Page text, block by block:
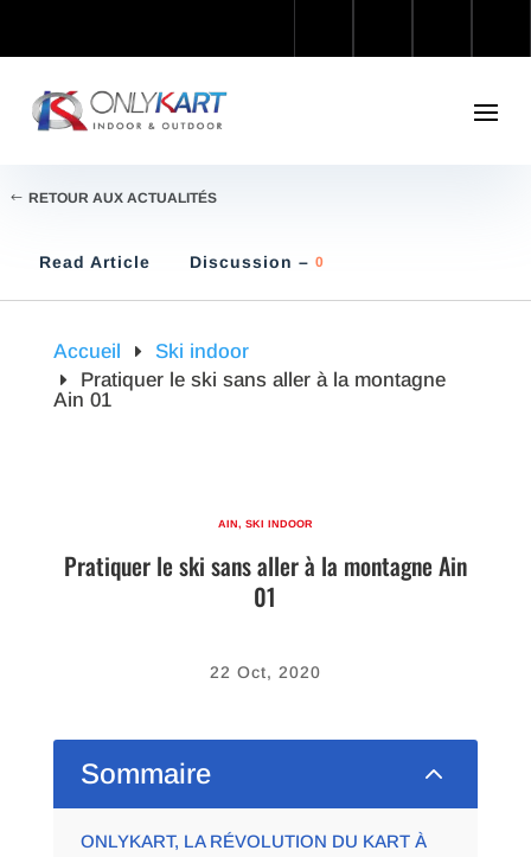
RETOUR AUX ACTUALITÉS
Read Article Discussion – 0
Accueil
Ski indoor
Pratiquer le ski sans aller à la montagne
Ain 01
AIN, SKI INDOOR
Pratiquer le ski sans aller à la montagne Ain
01
22 Oct, 2020
Sommaire 2
ONLYKART, LA RÉVOLUTION DU KART À